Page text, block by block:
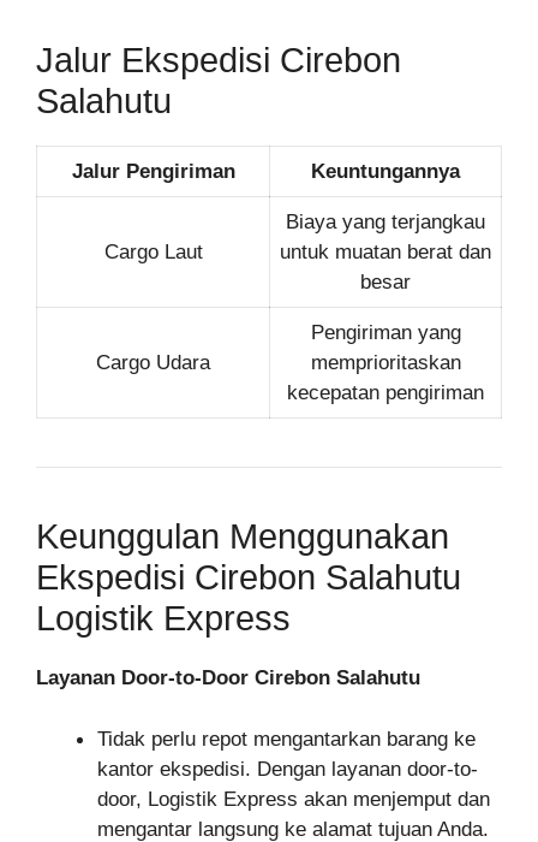
Jalur Ekspedisi Cirebon
Salahutu
Jalur Pengiriman Keuntungannya
Cargo Laut
Biaya yang terjangkau
untuk muatan berat dan
besar
Cargo Udara
Pengiriman yang
memprioritaskan
kecepatan pengiriman
Keunggulan Menggunakan
Ekspedisi Cirebon Salahutu
Logistik Express
Layanan Door-to-Door Cirebon Salahutu
Tidak perlu repot mengantarkan barang ke
kantor ekspedisi. Dengan layanan door-to-
door, Logistik Express akan menjemput dan
mengantar langsung ke alamat tujuan Anda.